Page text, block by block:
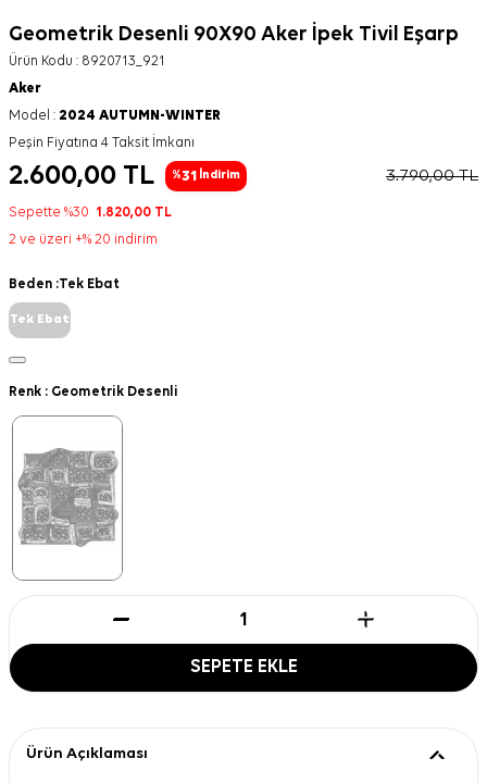
Geometrik Desenli 90X90 Aker İpek Tivil Eşarp
Ürün Kodu : 8920713_921
Aker
Model : 2024 AUTUMN-WINTER
Peşin Fiyatına 4 Taksit İmkanı
2.600,00 TL %31 İndirim 3.790,00TL
Sepette %30 1.820,00 TL
2 ve üzeri +% 20 indirim
Beden :Tek Ebat
Tek Ebat
Renk : Geometrik Desenli
SEPETE EKLE
Ürün Açıklaması